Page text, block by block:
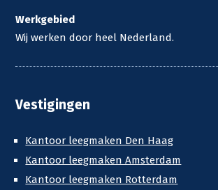
Werkgebied
Wij werken door heel Nederland.
Vestigingen
Kantoor leegmaken Den Haag
Kantoor leegmaken Amsterdam
Kantoor leegmaken Rotterdam